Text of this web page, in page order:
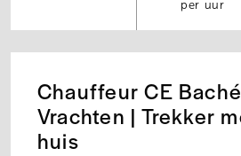
per uur
Chauffeur CE
Vrachten | Trekker
huis